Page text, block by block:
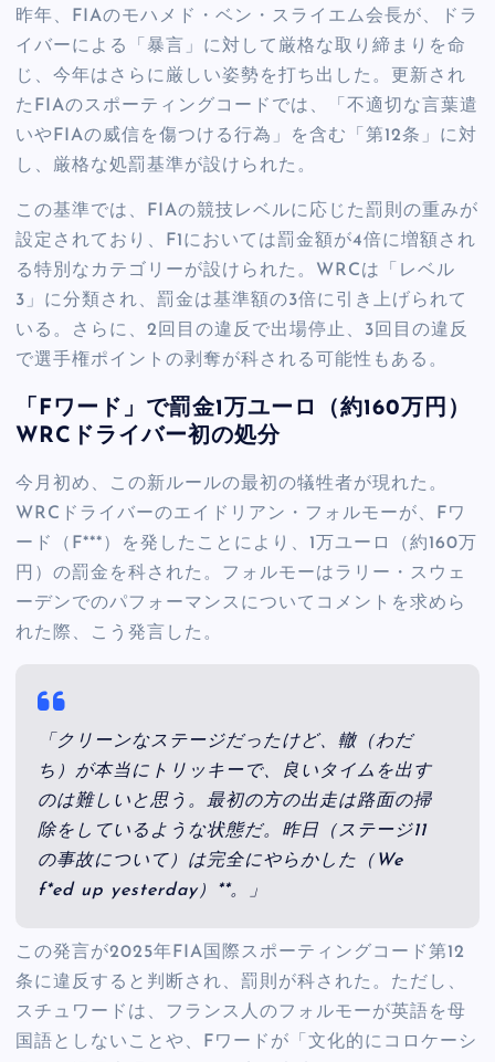
昨年、FIAのモハメド・ベン・スライエム会長が、ドラ
イバーによる「暴言」に対して厳格な取り締まりを命
じ、今年はさらに厳しい姿勢を打ち出した。更新され
たFIAのスポーティングコードでは、「不適切な言葉遣
いやFIAの威信を傷つける行為」を含む「第12条」に対
し、厳格な処罰基準が設けられた。
この基準では、FIAの競技レベルに応じた罰則の重みが
設定されており、F1においては罰金額が4倍に増額され
る特別なカテゴリーが設けられた。WRCは「レベル
3」に分類され、罰金は基準額の3倍に引き上げられて
いる。さらに、2回目の違反で出場停止、3回目の違反
で選手権ポイントの剥奪が科される可能性もある。
「Fワード」で罰金1万ユーロ（約160万円）
WRCドライバー初の処分
今月初め、この新ルールの最初の犠牲者が現れた。
WRCドライバーのエイドリアン・フォルモーが、Fワ
ード（F***）を発したことにより、1万ユーロ（約160万
円）の罰金を科された。フォルモーはラリー・スウェ
ーデンでのパフォーマンスについてコメントを求めら
れた際、こう発言した。
「クリーンなステージだったけど、轍（わだ
ち）が本当にトリッキーで、良いタイムを出す
のは難しいと思う。最初の方の出走は路面の掃
除をしているような状態だ。昨日（ステージ11
の事故について）は完全にやらかした（We
f*ed up yesterday）**。」
この発言が2025年FIA国際スポーティングコード第12
条に違反すると判断され、罰則が科された。ただし、
スチュワードは、フランス人のフォルモーが英語を母
国語としないことや、Fワードが「文化的にコロケーシ